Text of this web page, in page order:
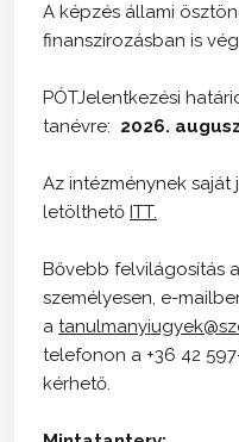
A képzés állami
finanszírozásban is
PÓTJelentkezési
tanévre: 2026.
Az intézménynek saját
letölthető ITT.
Bővebb felvilágosítás
személyesen, e-
a
telefonon a +36 42
kérhető.